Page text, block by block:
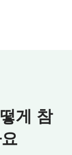
게 참